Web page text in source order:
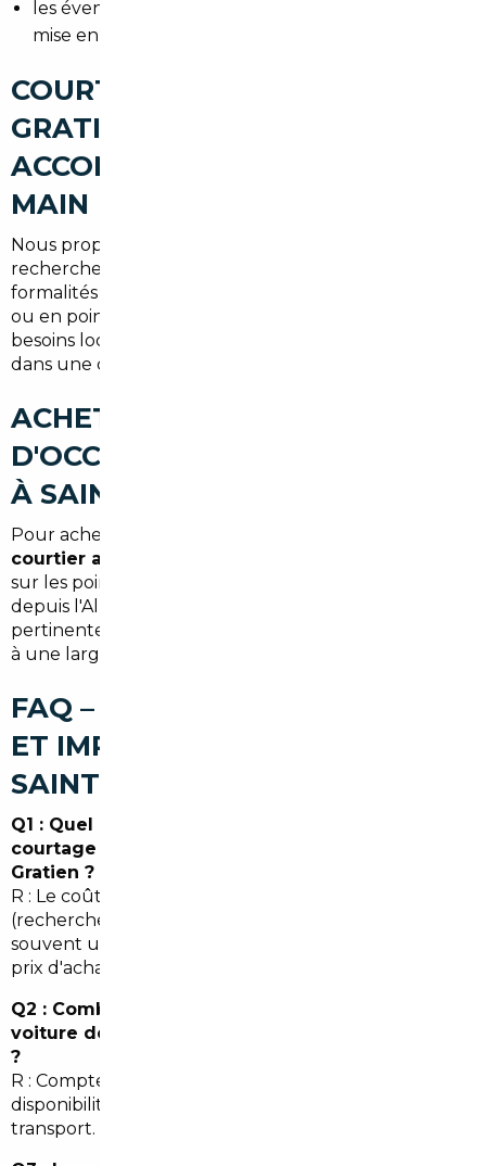
les éventuelles transformations à prévoir pour
mise en conformité.
COURTIER AUTOMOBILE SAINT-
GRATIEN : UN
ACCOMPAGNEMENT CLÉ EN
MAIN
Nous proposons une prise en charge complète :
recherche, inspection, négociation, transport,
formalités et livraison à votre domicile à Saint-Gratien
ou en point relais. L'accompagnement s'adapte aux
besoins locaux, que vous viviez près de la gare ou
dans une commune voisine du Val-d'Oise.
ACHETER UNE VOITURE
D'OCCASION AU MEILLEUR PRIX
À SAINT-GRATIEN (SYNTHÈSE)
Pour acheter malin, combinez l'expertise d'un
courtier automobile Saint-Gratien
sur les points administratifs et techniques. L'import
depuis l'Allemagne ou la Belgique reste une solution
pertinente pour réduire le budget tout en accédant
à une large gamme de véhicules.
FAQ – COURTIER AUTOMOBILE
ET IMPORT DE VOITURE À
SAINT-GRATIEN
Q1 : Quel est le coût moyen d'un service de
courtage pour importer une voiture à Saint-
Gratien ?
R : Le coût varie selon le véhicule et les services
(recherche, transport, formalités) mais représente
souvent une fraction des économies réalisées sur le
prix d'achat.
Q2 : Combien de temps prend l'import d'une
voiture depuis l'Allemagne jusqu'à Saint-Gratien
?
R : Comptez généralement 4 à 8 semaines selon la
disponibilité du véhicule, les délais administratifs et le
transport.